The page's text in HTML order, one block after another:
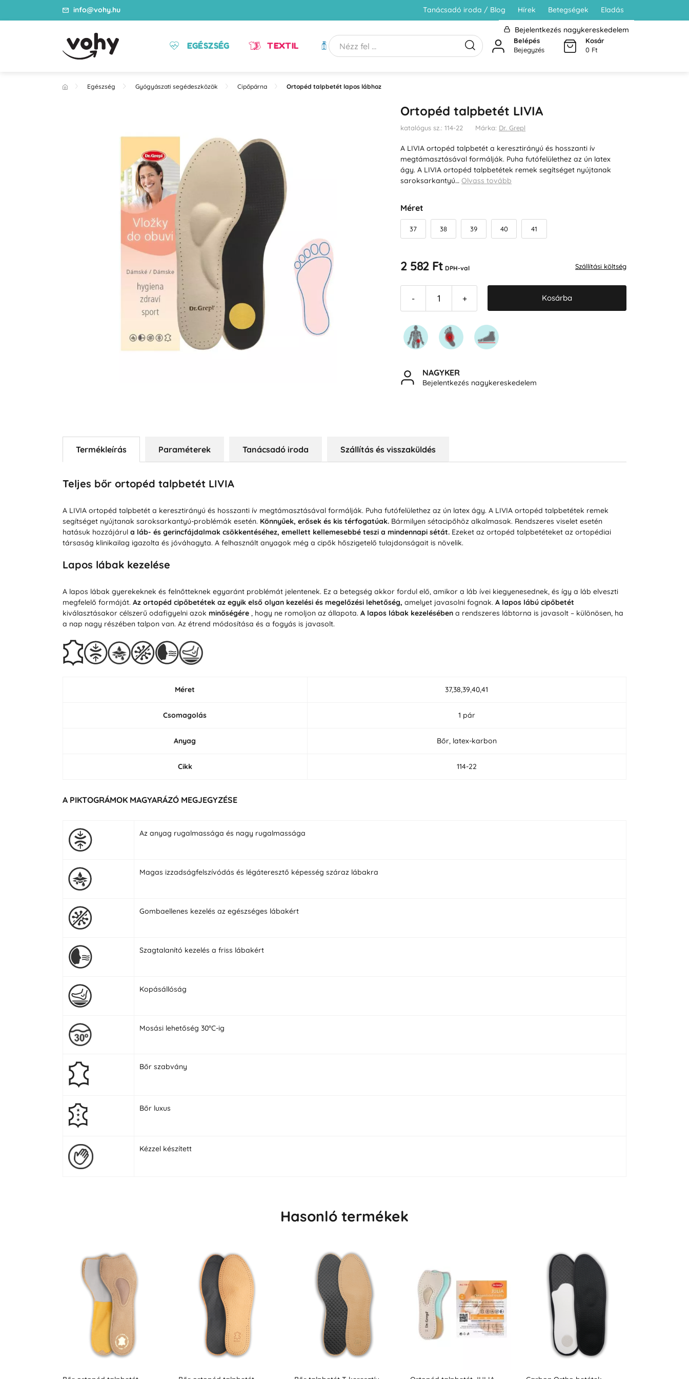
info@vohy.hu Tanácsadó iroda / Blog Hírek Betegségek Eladás
Bejelentkezés nagykereskedelem
EGÉSZSÉG TEXTIL HIGIÉNIA
Belépés
Bejegyzés
Kosár
0 Ft
Egészség Gyógyászati segédeszközök Cipőpárna Ortopéd talpbetét lapos lábhoz
Ortopéd talpbetét LIVIA
katalógus sz.: 114-22 Márka: Dr. Grepl
A LIVIA ortopéd talpbetét a keresztirányú és hosszanti ív
megtámasztásával formálják. Puha futófelülethez az ún latex
ágy. A LIVIA ortopéd talpbetétek remek segítséget nyújtanak
saroksarkantyú…Olvass tovább
Méret
37 38 39 40 41
2 582 Ft DPH-val Szállítási költség
- + Kosárba
NAGYKER
Bejelentkezés nagykereskedelem
Termékleírás Paraméterek Tanácsadó iroda Szállítás és visszaküldés
Teljes bőr ortopéd talpbetét LIVIA
A LIVIA ortopéd talpbetét a keresztirányú és hosszanti ív megtámasztásával formálják. Puha futófelülethez az ún latex ágy. A LIVIA ortopéd talpbetétek remek
segítséget nyújtanak saroksarkantyú-problémák esetén. Könnyűek, erősek és kis térfogatúak.Bármilyen sétacipőhöz alkalmasak. Rendszeres viselet esetén
hatásuk hozzájárul a láb- és gerincfájdalmak csökkentéséhez, emellett kellemesebbé teszi a mindennapi sétát.Ezeket az ortopéd talpbetéteket az ortopédiai
társaság klinikailag igazolta és jóváhagyta. A felhasznált anyagok még a cipők hőszigetelő tulajdonságait is növelik.
Lapos lábak kezelése
A lapos lábak gyerekeknek és felnőtteknek egyaránt problémát jelentenek. Ez a betegség akkor fordul elő, amikor a láb ívei kiegyenesednek, és így a láb elveszti
megfelelő formáját. Az ortopéd cipőbetétek az egyik első olyan kezelési és megelőzési lehetőség, amelyet javasolni fognak. A lapos lábú cipőbetét
kiválasztásakor célszerű odafigyelni azok minőségére, hogy ne romoljon az állapota. A lapos lábak kezelésébena rendszeres lábtorna is javasolt – különösen, ha
a nap nagy részében talpon van. Az étrend módosítása és a fogyás is javasolt.
Méret 37,38,39,40,41
Csomagolás 1 pár
Anyag Bőr, latex-karbon
Cikk 114-22
A PIKTOGRÁMOK MAGYARÁZÓ MEGJEGYZÉSE
Az anyag rugalmassága és nagy rugalmassága
Magas izzadságfelszívódás és légáteresztő képesség száraz lábakra
Gombaellenes kezelés az egészséges lábakért
Szagtalanító kezelés a friss lábakért
Kopásállóság
Mosási lehetőség 30°C-ig
Bőr szabvány
Bőr luxus
Kézzel készített
Hasonló termékek